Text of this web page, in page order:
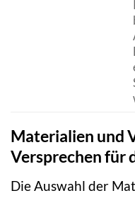
Materialien und
Versprechen für
Die Auswahl der